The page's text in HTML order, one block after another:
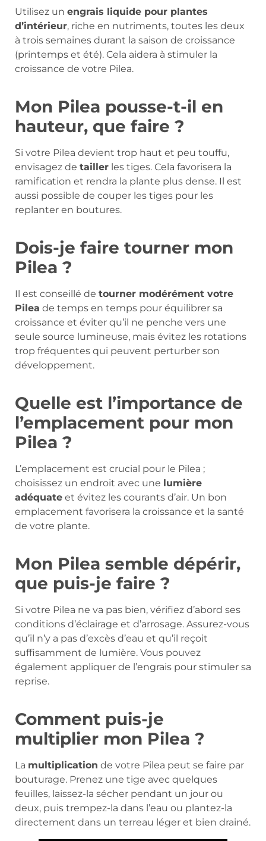
Utilisez un engrais liquide pour plantes
d’intérieur, riche en nutriments, toutes les deux
à trois semaines durant la saison de croissance
(printemps et été). Cela aidera à stimuler la
croissance de votre Pilea.
Mon Pilea pousse-t-il en
hauteur, que faire ?
Si votre Pilea devient trop haut et peu touffu,
envisagez de tailler les tiges. Cela favorisera la
ramification et rendra la plante plus dense. Il est
aussi possible de couper les tiges pour les
replanter en boutures.
Dois-je faire tourner mon
Pilea ?
Il est conseillé de tourner modérément votre
Pilea de temps en temps pour équilibrer sa
croissance et éviter qu’il ne penche vers une
seule source lumineuse, mais évitez les rotations
trop fréquentes qui peuvent perturber son
développement.
Quelle est l’importance de
l’emplacement pour mon
Pilea ?
L’emplacement est crucial pour le Pilea ;
choisissez un endroit avec une lumière
adéquate et évitez les courants d’air. Un bon
emplacement favorisera la croissance et la santé
de votre plante.
Mon Pilea semble dépérir,
que puis-je faire ?
Si votre Pilea ne va pas bien, vérifiez d’abord ses
conditions d’éclairage et d’arrosage. Assurez-vous
qu’il n’y a pas d’excès d’eau et qu’il reçoit
suffisamment de lumière. Vous pouvez
également appliquer de l’engrais pour stimuler sa
reprise.
Comment puis-je
multiplier mon Pilea ?
La multiplication de votre Pilea peut se faire par
bouturage. Prenez une tige avec quelques
feuilles, laissez-la sécher pendant un jour ou
deux, puis trempez-la dans l’eau ou plantez-la
directement dans un terreau léger et bien drainé.